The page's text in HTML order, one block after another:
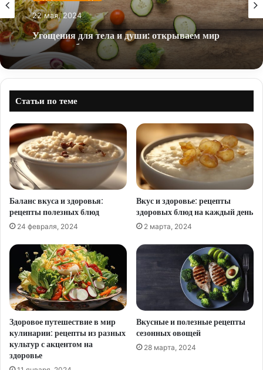
22 мая, 2024
Угощения для тела и души: открываем мир
здоровых блюд
Статьи по теме
Баланс вкуса и здоровья:
рецепты полезных блюд
24 февраля, 2024
Вкус и здоровье: рецепты
здоровых блюд на каждый день
2 марта, 2024
Здоровое путешествие в мир
кулинарии: рецепты из разных
культур с акцентом на
здоровье
Вкусные и полезные рецепты
сезонных овощей
28 марта, 2024